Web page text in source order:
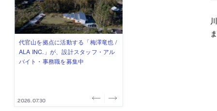
佐々木慧が主宰する「axonometric株
式会社」が、設計スタッフ（経験
者・既卒・2027年新卒）を募集中
2026.08.07
古民家を軸に全国で“価値循環の仕組
み”を作り、リモートワーク主体の働
き方を実践する「株式会社つぎと」
2026.08.03
リノベる株式会社が、設計パートナ
ー (業務委託) を募集中
2026.08.03
社会への影響力のある建築を手掛
け、スタッフ同士で助け合う環境づ
くりも行う「E.A.S.T.architects」
2026.07.31
代官山を拠点に活動する「梅澤竜也 /
ALA INC.」が、設計スタッフ・アル
バイト・事務職を募集中
2026.07.30